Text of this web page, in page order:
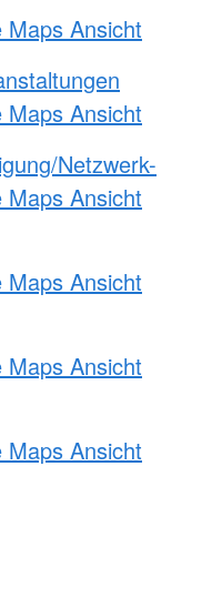
Ansicht
Ansicht
Netzwerk-
Ansicht
Ansicht
Ansicht
Ansicht